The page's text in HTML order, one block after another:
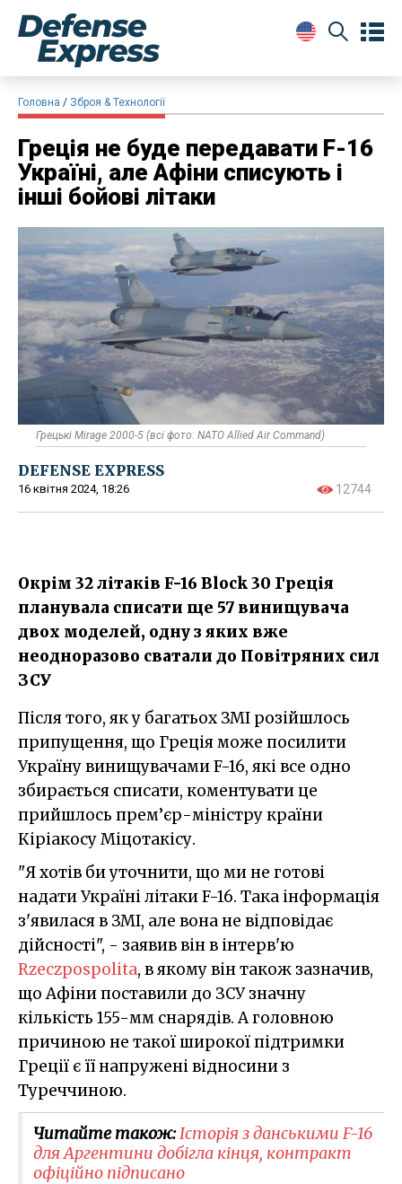
Головна Зброя & Технології
Греція не буде передавати F-16
Україні, але Афіни списують і
інші бойові літаки
Грецькі Mirage 2000-5 (всі фото: NATO Allied Air Command)
DEFENSE EXPRESS
16 квітня 2024, 18:26 12744
Окрім 32 літаків F-16 Block 30 Греція
планувала списати ще 57 винищувача
двох моделей, одну з яких вже
неодноразово сватали до Повітряних сил
ЗСУ
Після того, як у багатьох ЗМІ розійшлось
припущення, що Греція може посилити
Україну винищувачами F-16, які все одно
збирається списати, коментувати це
прийшлось прем’єр-міністру країни
Кіріакосу Міцотакісу.
"Я хотів би уточнити, що ми не готові
надати Україні літаки F-16. Така інформація
з'явилася в ЗМІ, але вона не відповідає
дійсності", - заявив він в інтерв'ю
Rzeczpospolita, в якому він також зазначив,
що Афіни поставили до ЗСУ значну
кількість 155-мм снарядів. А головною
причиною не такої широкої підтримки
Греції є її напружені відносини з
Туреччиною.
Читайте також:Історія з данськими F-16
для Аргентини добігла кінця, контракт
офіційно підписано